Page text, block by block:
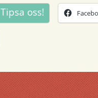
Tipsa oss!